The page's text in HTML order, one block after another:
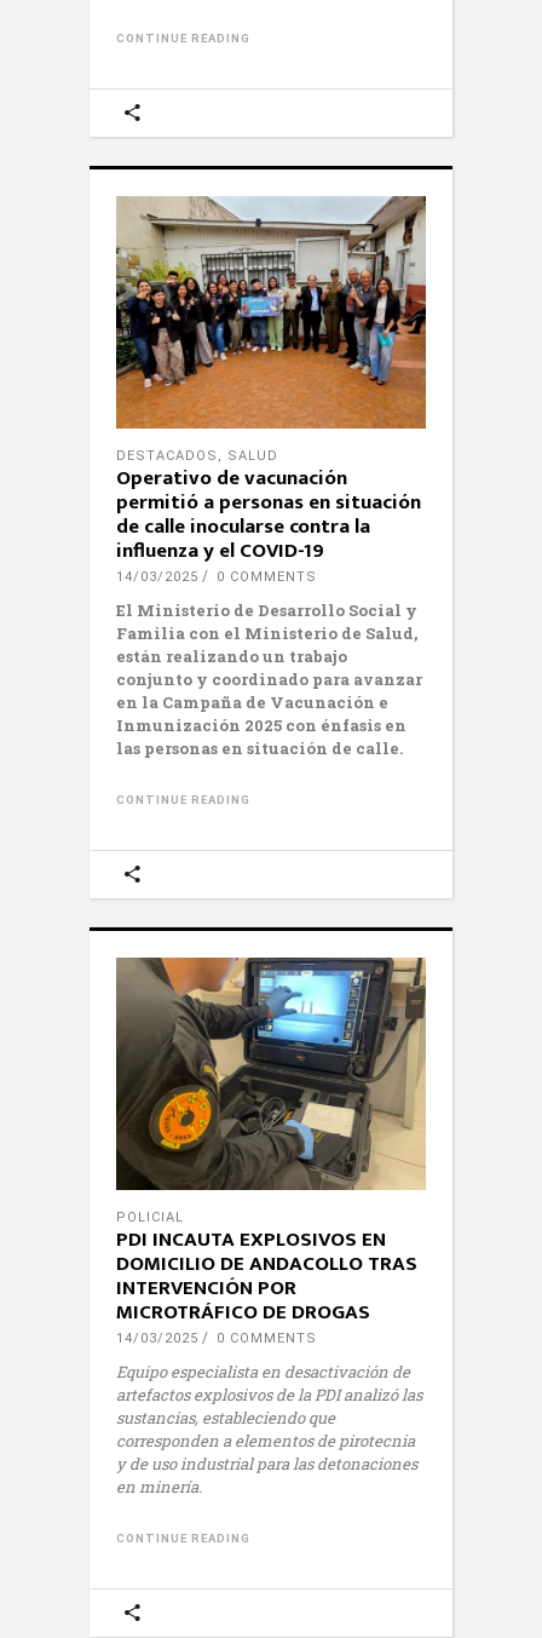
CONTINUE READING
DESTACADOS , SALUD
Operativo de vacunación
permitió a personas en situación
de calle inocularse contra la
influenza y el COVID-19
14/03/2025 0 COMMENTS
El Ministerio de Desarrollo Social y
Familia con el Ministerio de Salud,
están realizando un trabajo
conjunto y coordinado para avanzar
en la Campaña de Vacunación e
Inmunización 2025 con énfasis en
las personas en situación de calle.
CONTINUE READING
POLICIAL
PDI INCAUTA EXPLOSIVOS EN
DOMICILIO DE ANDACOLLO TRAS
INTERVENCIÓN POR
MICROTRÁFICO DE DROGAS
14/03/2025 0 COMMENTS
Equipo especialista en desactivación de
artefactos explosivos de la PDI analizó las
sustancias, estableciendo que
corresponden a elementos de pirotecnia
y de uso industrial para las detonaciones
en minería.
CONTINUE READING